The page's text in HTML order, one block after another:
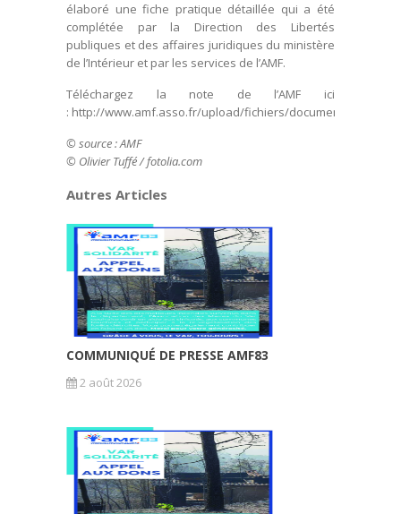
élaboré une fiche pratique détaillée qui a été
complétée par la Direction des Libertés
publiques et des affaires juridiques du ministère
de l’Intérieur et par les services de l’AMF.
Téléchargez la note de l’AMF ici
: http://www.amf.asso.fr/upload/fichiers/documents/
© source : AMF
© Olivier Tuffé / fotolia.com
Autres Articles
COMMUNIQUÉ DE PRESSE AMF83
2 août 2026